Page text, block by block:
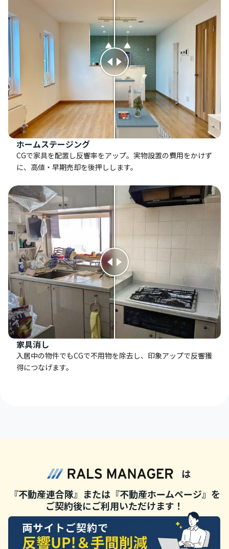
ホームステージング
CGで家具を配置し反響率をアップ。実物設置の費用をかけず
に、高値・早期売却を後押しします。
家具消し
入居中の物件でもCGで不用物を除去し、印象アップで反響獲
得につなげます。
は
『不動産連合隊』または『不動産ホームページ』を
ご契約後にご利用いただけます！